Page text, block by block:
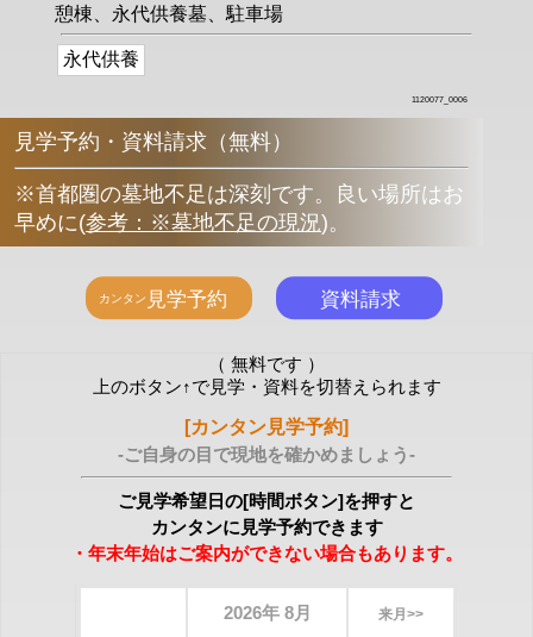
憩棟、永代供養墓、駐車場
永代供養
1120077_0006
見学予約・資料請求（無料）
※首都圏の墓地不足は深刻です。良い場所はお
早めに(参考：※墓地不足の現況)。
（ 無料です ）
上のボタン↑で見学・資料を切替えられます
[カンタン見学予約]
-ご自身の目で現地を確かめましょう-
ご見学希望日の[時間ボタン]を押すと
カンタンに見学予約できます
・年末年始はご案内ができない場合もあります。
2026年 8月 来月>>